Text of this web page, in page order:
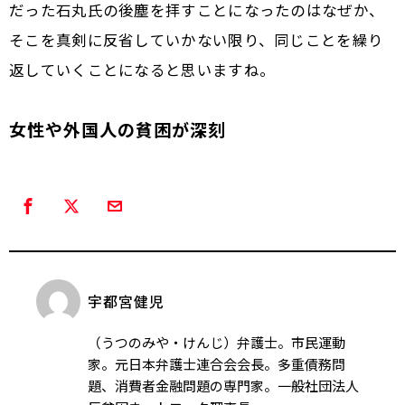
だった石丸氏の後塵を拝すことになったのはなぜか、
そこを真剣に反省していかない限り、同じことを繰り
返していくことになると思いますね。
女性や外国人の貧困が深刻
宇都宮健児
（うつのみや・けんじ）弁護士。市民運動
家。元日本弁護士連合会会長。多重債務問
題、消費者金融問題の専門家。一般社団法人